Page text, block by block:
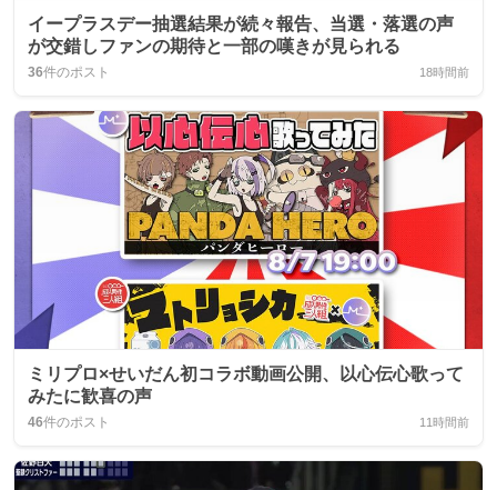
イープラスデー抽選結果が続々報告、当選・落選の声
が交錯しファンの期待と一部の嘆きが見られる
36件のポスト 18時間前
ミリプロ×せいだん初コラボ動画公開、以心伝心歌って
みたに歓喜の声
46件のポスト 11時間前